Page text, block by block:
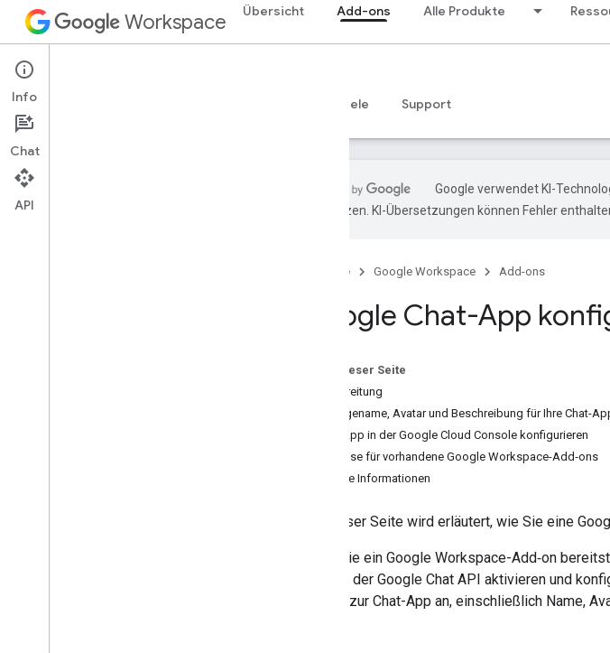
Workspace Übersicht Add-ons Alle Produkte
Add-ons
Übersicht Beispiele Support
Google verwendet KI-
übersetzen. KI-Übersetzungen können Fehler
Startseite Google Workspace Add-ons
Google Chat-App
Auf dieser Seite
Vorbereitung
Anzeigename, Avatar und Beschreibung für Ihre Chat-
Chat-App in der Google Cloud Console konfigurieren
Hinweise für vorhandene Google Workspace-Add‑ons
Weitere Informationen
Auf dieser Seite wird erläutert, wie Sie eine
Wenn Sie ein Google Workspace-Add‑on
App mit der Google Chat API aktivieren und
Details zur Chat-App an, einschließlich Name,
Info
Chat
API